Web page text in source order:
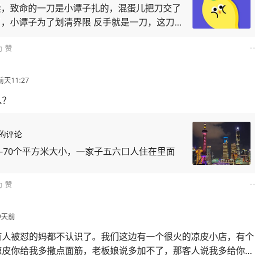
致命的一刀是小谭子扎的，混蛋儿把刀交了
小谭子为了划清界限 反手就是一刀，这刀
赞
天11:27
评论
个平方米大小，一家子五六口人住在里面
赞
前
被怼的妈都不认识了。我们这边有一个很火的凉皮小店，有个
你给我多撒点面筋，老板娘说多加不了，那客人说我多给你钱